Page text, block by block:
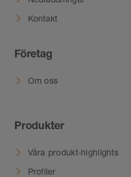
Kontakt
Företag
Om oss
Produkter
Våra produkt-highlights
Profiler